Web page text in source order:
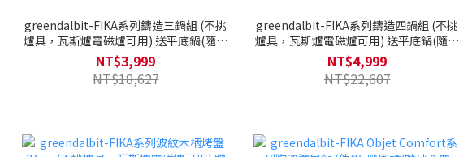
greendalbit-FIKA系列鑄造三鍋組 (不挑
爐具，瓦斯爐電磁爐可用) 送平底鍋(隨機
出貨)+矽銀配件+烘焙三件組+多用鍋蓋
NT$3,999
NT$18,627
greendalbit-FIKA系列鑄造四鍋組 (不挑
爐具，瓦斯爐電磁爐可用) 送平底鍋(隨機
出貨)+矽銀配件+烘焙三件組+多用鍋蓋
NT$4,999
NT$22,607